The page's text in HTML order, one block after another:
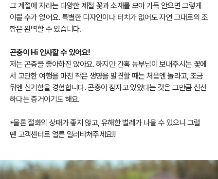
그 계절에 자라는 다양한 제철 꽃과 소재를 모아 가득 안으면 그렇게
이쁠 수가 없어요. 특별한 디자인이나 터치가 없어도 자연 그대로의 조
합은 완벽할 수 있습니다.
곤충이 Hi 인사할 수 있어요!
저는 곤충을 좋아하진 않아요. 하지만 간혹 농부님이 보내주시는 꽃에
서 고단한 여행을 마친 작은 생명을 발견할 때는 처음엔 놀라고, 조금
뒤엔 신기함을 경험합니다. 곤충이 잠자고 있었다는 것은 그만큼 신선
하다는 증거이기도 해요.
*물론 절화의 상태가 좋지 않고, 유해한 벌레가 나올 수 있으니 그럴
땐 고객센터로 얼른 일러바쳐주세요!!